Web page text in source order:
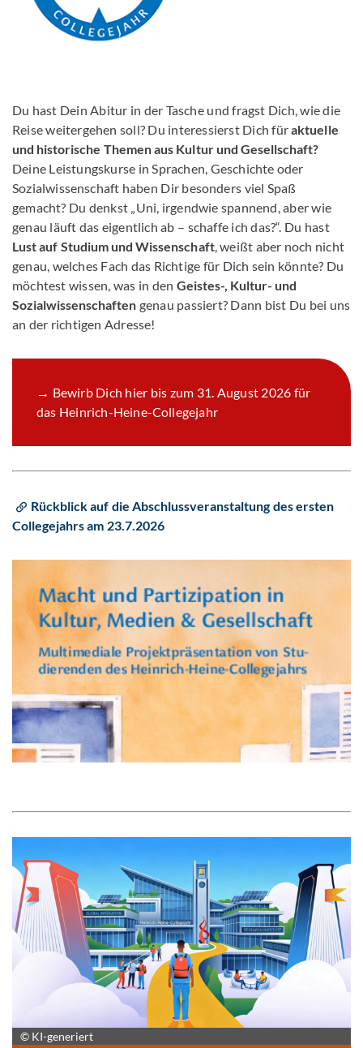
Du hast Dein Abitur in der Tasche und fragst Dich, wie die
Reise weitergehen soll? Du interessierst Dich füraktuelle
und historische Themen aus Kultur und Gesellschaft?
Deine Leistungskurse in Sprachen, Geschichte oder
Sozialwissenschaft haben Dir besonders viel Spaß
gemacht? Du denkst „Uni, irgendwie spannend, aber wie
genau läuft das eigentlich ab – schaffe ich das?“. Du hast
Lust auf Studium und Wissenschaft, weißt aber noch nicht
genau, welches Fach das Richtige für Dich sein könnte? Du
möchtest wissen, was in den Geistes-, Kultur- und
Sozialwissenschaften genau passiert? Dann bist Du bei uns
an der richtigen Adresse!
→ Bewirb Dich hier bis zum 31. August 2026 für
das Heinrich-Heine-Collegejahr
Rückblick auf die Abschlussveranstaltung des ersten
Collegejahrs am 23.7.2026
© KI-generiert